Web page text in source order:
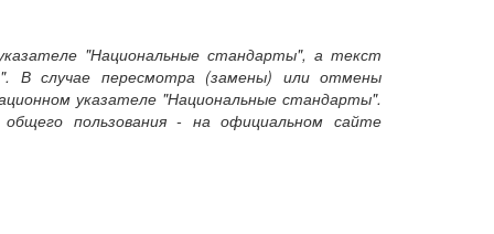
"Национальные стандарты", а текст
В случае пересмотра (замены) или отмены
указателе "Национальные стандарты".
пользования - на официальном сайте